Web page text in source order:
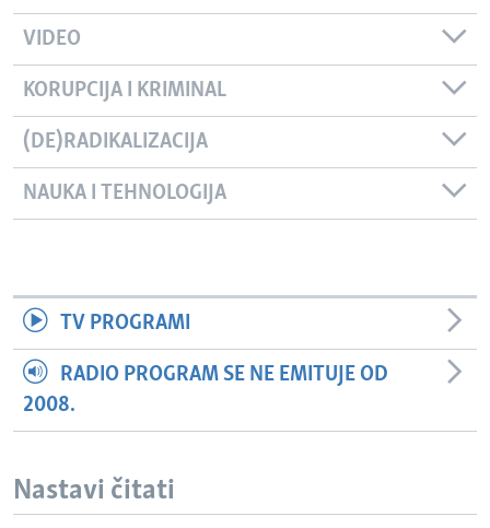
VIDEO
KORUPCIJA I KRIMINAL
(DE)RADIKALIZACIJA
NAUKA I TEHNOLOGIJA
TV PROGRAMI
RADIO PROGRAM SE NE EMITUJE OD
2008.
Nastavi čitati